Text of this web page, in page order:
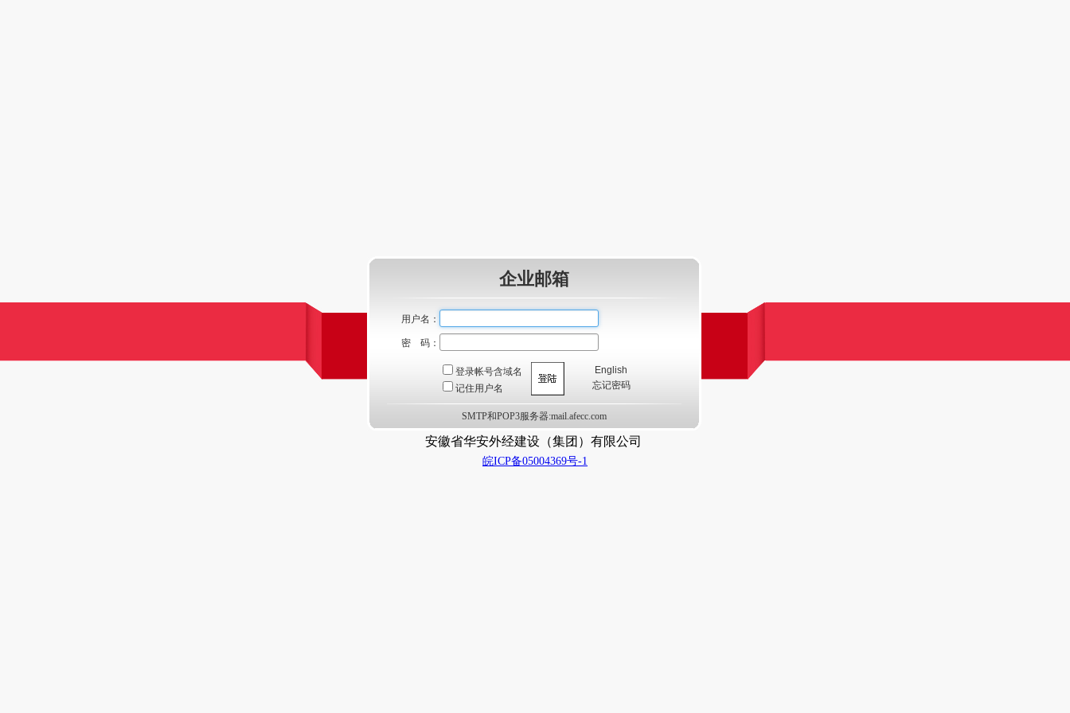
企业邮箱
用户名：
密 码：
登录帐号含域名
记住用户名
English
忘记密码
SMTP和POP3服务器:mail.afecc.com
安徽省华安外经建设（集团）有限公司
皖ICP备05004369号-1